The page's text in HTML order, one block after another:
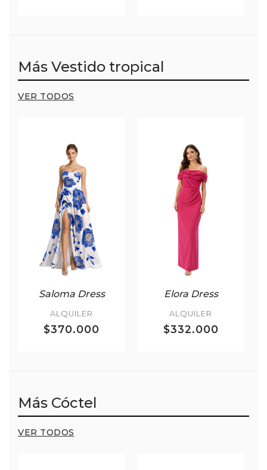
Más Vestido tropical
VER TODOS
Saloma Dress
ALQUILER
$370.000
Elora Dress
ALQUILER
$332.000
Más Cóctel
VER TODOS